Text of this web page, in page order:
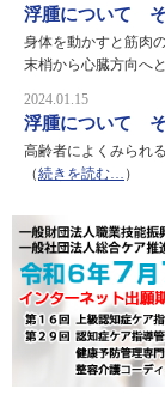
浮腫について
身体を動かすと筋肉
末梢から心臓方向へ
2024.01.15
浮腫について
高齢者によくみられ
（続きを読む… ）